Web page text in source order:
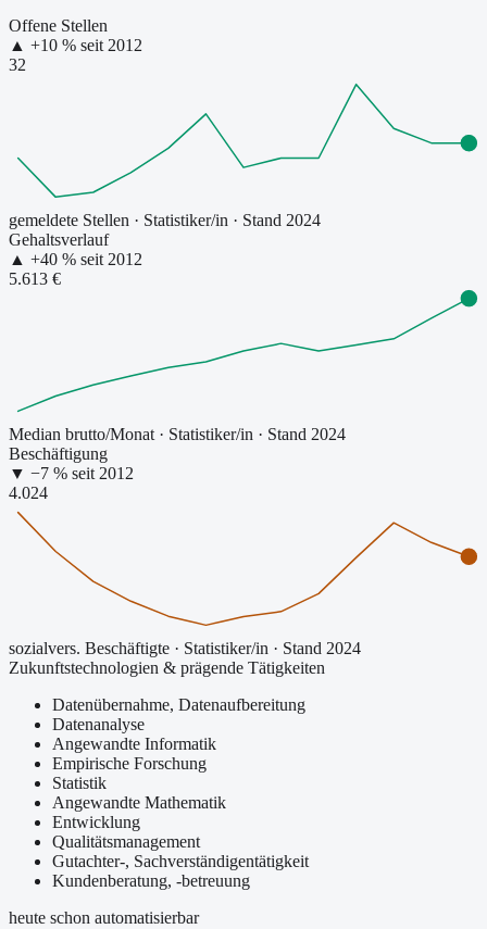
Offene Stellen
▲ +10 % seit 2012
32
gemeldete Stellen · Statistiker/in · Stand 2024
Gehaltsverlauf
▲ +40 % seit 2012
5.613 €
Median brutto/Monat · Statistiker/in · Stand 2024
Beschäftigung
▼ −7 % seit 2012
4.024
sozialvers. Beschäftigte · Statistiker/in · Stand 2024
Zukunftstechnologien & prägende Tätigkeiten
Datenübernahme, Datenaufbereitung
Datenanalyse
Angewandte Informatik
Empirische Forschung
Statistik
Angewandte Mathematik
Entwicklung
Qualitätsmanagement
Gutachter-, Sachverständigentätigkeit
Kundenberatung, -betreuung
heute schon automatisierbar